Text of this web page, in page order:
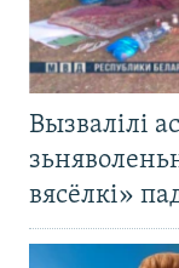
Вызвалілі
вясёлкі»